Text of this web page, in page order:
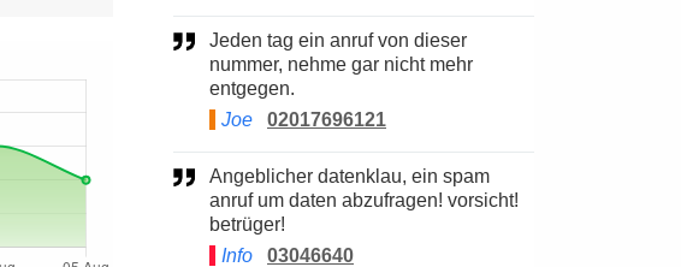
Jeden tag ein anruf von dieser
nummer, nehme gar nicht mehr
entgegen.
Joe
02017696121
Angeblicher datenklau, ein spam
anruf um daten abzufragen! vorsicht!
betrüger!
Info
03046640